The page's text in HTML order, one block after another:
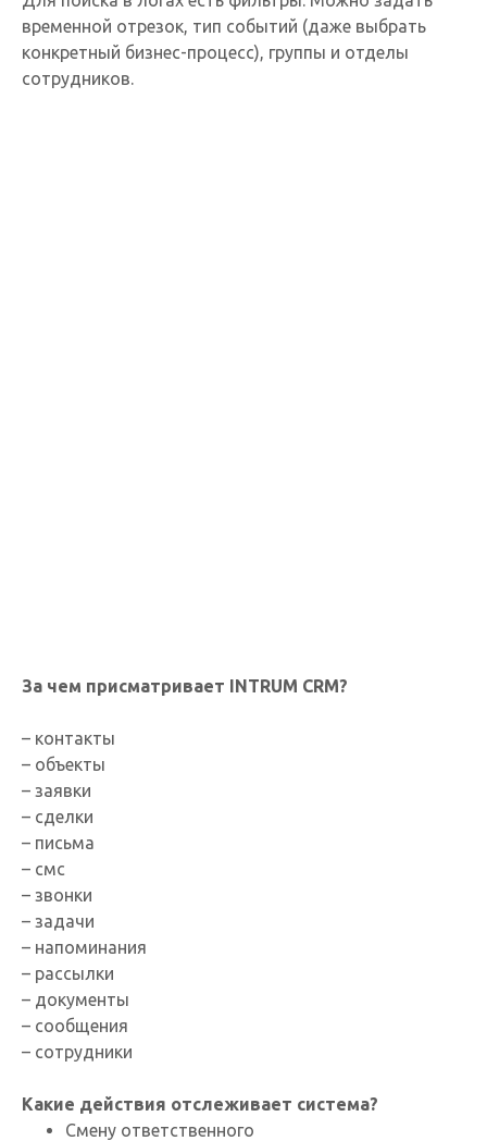
временной отрезок, тип событий (даже выбрать
конкретный бизнес-процесс), группы и отделы
сотрудников.
За чем присматривает INTRUM CRM?
– контакты
– объекты
– заявки
– сделки
– письма
– смс
– звонки
– задачи
– напоминания
– рассылки
– документы
– сообщения
– сотрудники
Какие действия отслеживает система?
Смену ответственного